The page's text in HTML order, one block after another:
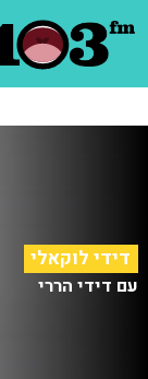
דידי לוקאלי
עם דידי הררי